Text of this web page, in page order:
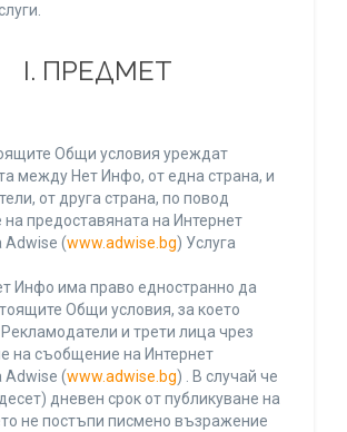
І. ПРЕДМЕТ
Общи условия уреждат
между Нет Инфо, от една страна, и
от друга страна, по повод
на предоставяната на Интернет
Adwise (www.adwise.bg) Услуга
Инфо има право едностранно да
Общи условия, за което
и трети лица чрез
на съобщение на Интернет
Adwise (www.adwise.bg) . В случай че
дневен срок от публикуване на
не постъпи писмено възражение